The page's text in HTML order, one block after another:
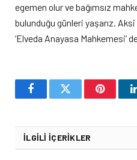
egemen olur ve bağımsız
bulunduğu günleri yaşarız.
‘Elveda Anayasa Mahkemesi’
FacebookTwitter Pinterest
İLGILI İÇERIKLER